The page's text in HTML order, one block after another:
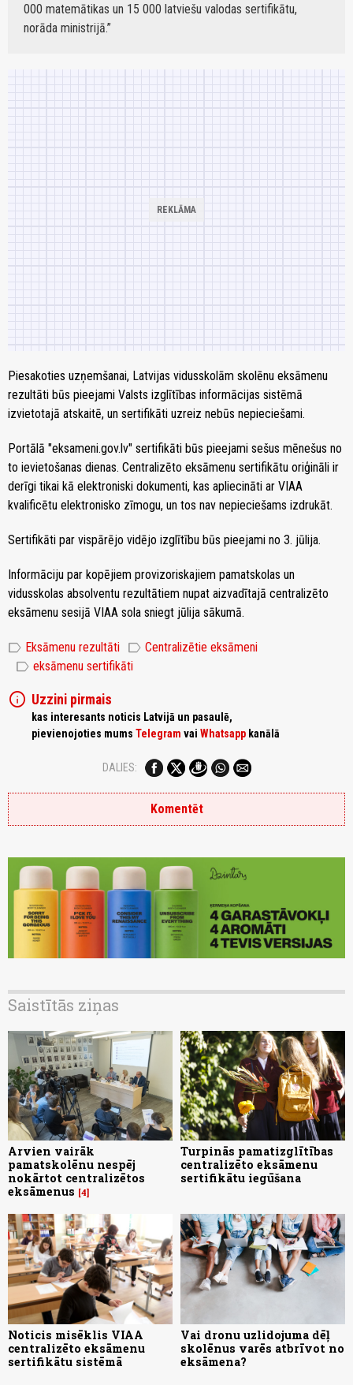
000 matemātikas un 15 000 latviešu valodas sertifikātu,
norāda ministrijā.
Piesakoties uzņemšanai, Latvijas vidusskolām skolēnu eksāmenu
rezultāti būs pieejami Valsts izglītības informācijas sistēmā
izvietotajā atskaitē, un sertifikāti uzreiz nebūs nepieciešami.
Portālā "eksameni.gov.lv" sertifikāti būs pieejami sešus mēnešus no
to ievietošanas dienas. Centralizēto eksāmenu sertifikātu oriģināli ir
derīgi tikai kā elektroniski dokumenti, kas apliecināti ar VIAA
kvalificētu elektronisko zīmogu, un tos nav nepieciešams izdrukāt.
Sertifikāti par vispārējo vidējo izglītību būs pieejami no 3. jūlija.
Informāciju par kopējiem provizoriskajiem pamatskolas un
vidusskolas absolventu rezultātiem nupat aizvadītajā centralizēto
eksāmenu sesijā VIAA sola sniegt jūlija sākumā.
label Eksāmenu rezultāti label Centralizētie eksāmeni
label eksāmenu sertifikāti
info Uzzini pirmais
kas interesants noticis Latvijā un pasaulē,
pievienojoties mums Telegram vai Whatsapp kanālā
DALIES:
Komentēt
Saistītās ziņas
Arvien vairāk
pamatskolēnu nespēj
nokārtot centralizētos
eksāmenus 4
Turpinās pamatizglītības
centralizēto eksāmenu
sertifikātu iegūšana
Noticis misēklis VIAA
centralizēto eksāmenu
sertifikātu sistēmā
Vai dronu uzlidojuma dēļ
skolēnus varēs atbrīvot no
eksāmena?